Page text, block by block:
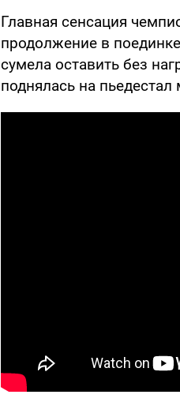
Главная сенсация
продолжение в
сумела оставить без
поднялась на